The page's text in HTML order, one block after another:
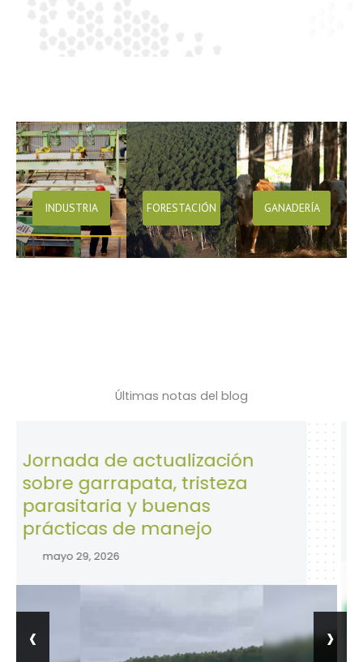
INDUSTRIA FORESTACIÓN GANADERÍA
Últimas notas del blog
de actualización
garrapata, tristeza
y buenas
de manejo
29, 2026
28 de
la
trabajo.
abril 28,
‹ ›